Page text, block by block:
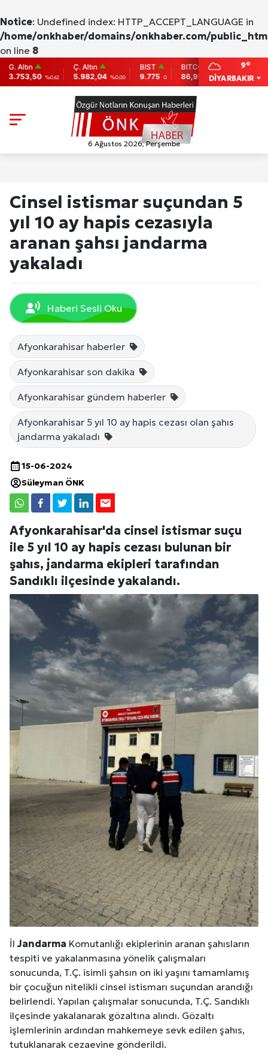
Notice: Undefined index: HTTP_ACCEPT_LANGUAGE in
/home/onkhaber/domains/onkhaber.com/
on line 8
%0,62
Ç. Altın
5.982,04 %0,00
BIST
9.775
0
BITCOIN
86,956.742
-0.31
ETHEREUM
2,007.26
DİYARBAKIR
9°
6 Ağustos 2026, Perşembe
Cinsel istismar suçundan 5
yıl 10 ay hapis cezasıyla
aranan şahsı jandarma
yakaladı
Haberi Sesli Oku
Afyonkarahisar haberler
Afyonkarahisar son dakika
Afyonkarahisar gündem haberler
Afyonkarahisar 5 yıl 10 ay hapis cezası olan şahıs
jandarma yakaladı
15-06-2024
Süleyman ÖNK
Afyonkarahisar'da cinsel istismar suçu
ile 5 yıl 10 ay hapis cezası bulunan bir
şahıs, jandarma ekipleri tarafından
Sandıklı ilçesinde yakalandı.
İlJandarma Komutanlığı ekiplerinin aranan şahısların
tespiti ve yakalanmasına yönelik çalışmaları
sonucunda, T.Ç. isimli şahsın on iki yaşını tamamlamış
bir çocuğun nitelikli cinsel istismarı suçundan arandığı
belirlendi. Yapılan çalışmalar sonucunda, T.Ç. Sandıklı
ilçesinde yakalanarak gözaltına alındı. Gözaltı
işlemlerinin ardından mahkemeye sevk edilen şahıs,
tutuklanarak cezaevine gönderildi.